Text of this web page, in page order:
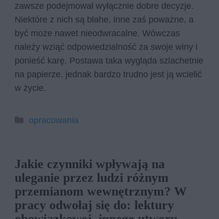
zawsze podejmował wyłącznie dobre decyzje.
Niektóre z nich są błahe, inne zaś poważne, a
być może nawet nieodwracalne. Wówczas
należy wziąć odpowiedzialność za swoje winy i
ponieść karę. Postawa taka wygląda szlachetnie
na papierze, jednak bardzo trudno jest ją wcielić
w życie.
Kategorie
opracowania
Jakie czynniki wpływają na
uleganie przez ludzi różnym
przemianom wewnętrznym? W
pracy odwołaj się do: lektury